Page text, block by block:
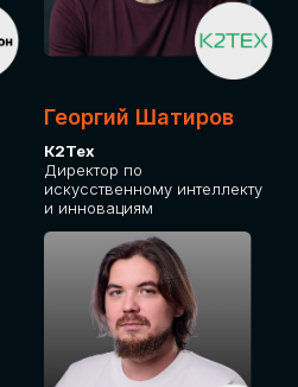
Георгий Шатиров
К2Тех
Директор по
искусственному интеллекту
и инновациям